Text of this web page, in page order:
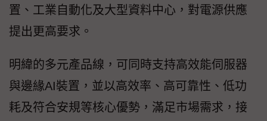
置、工業自動化及大型資料中心，對電源供應
提出更高要求。
明緯的多元產品線，可同時支持高效能伺服器
與邊緣AI裝置，並以高效率、高可靠性、低功
耗及符合安規等核心優勢，滿足市場需求，接